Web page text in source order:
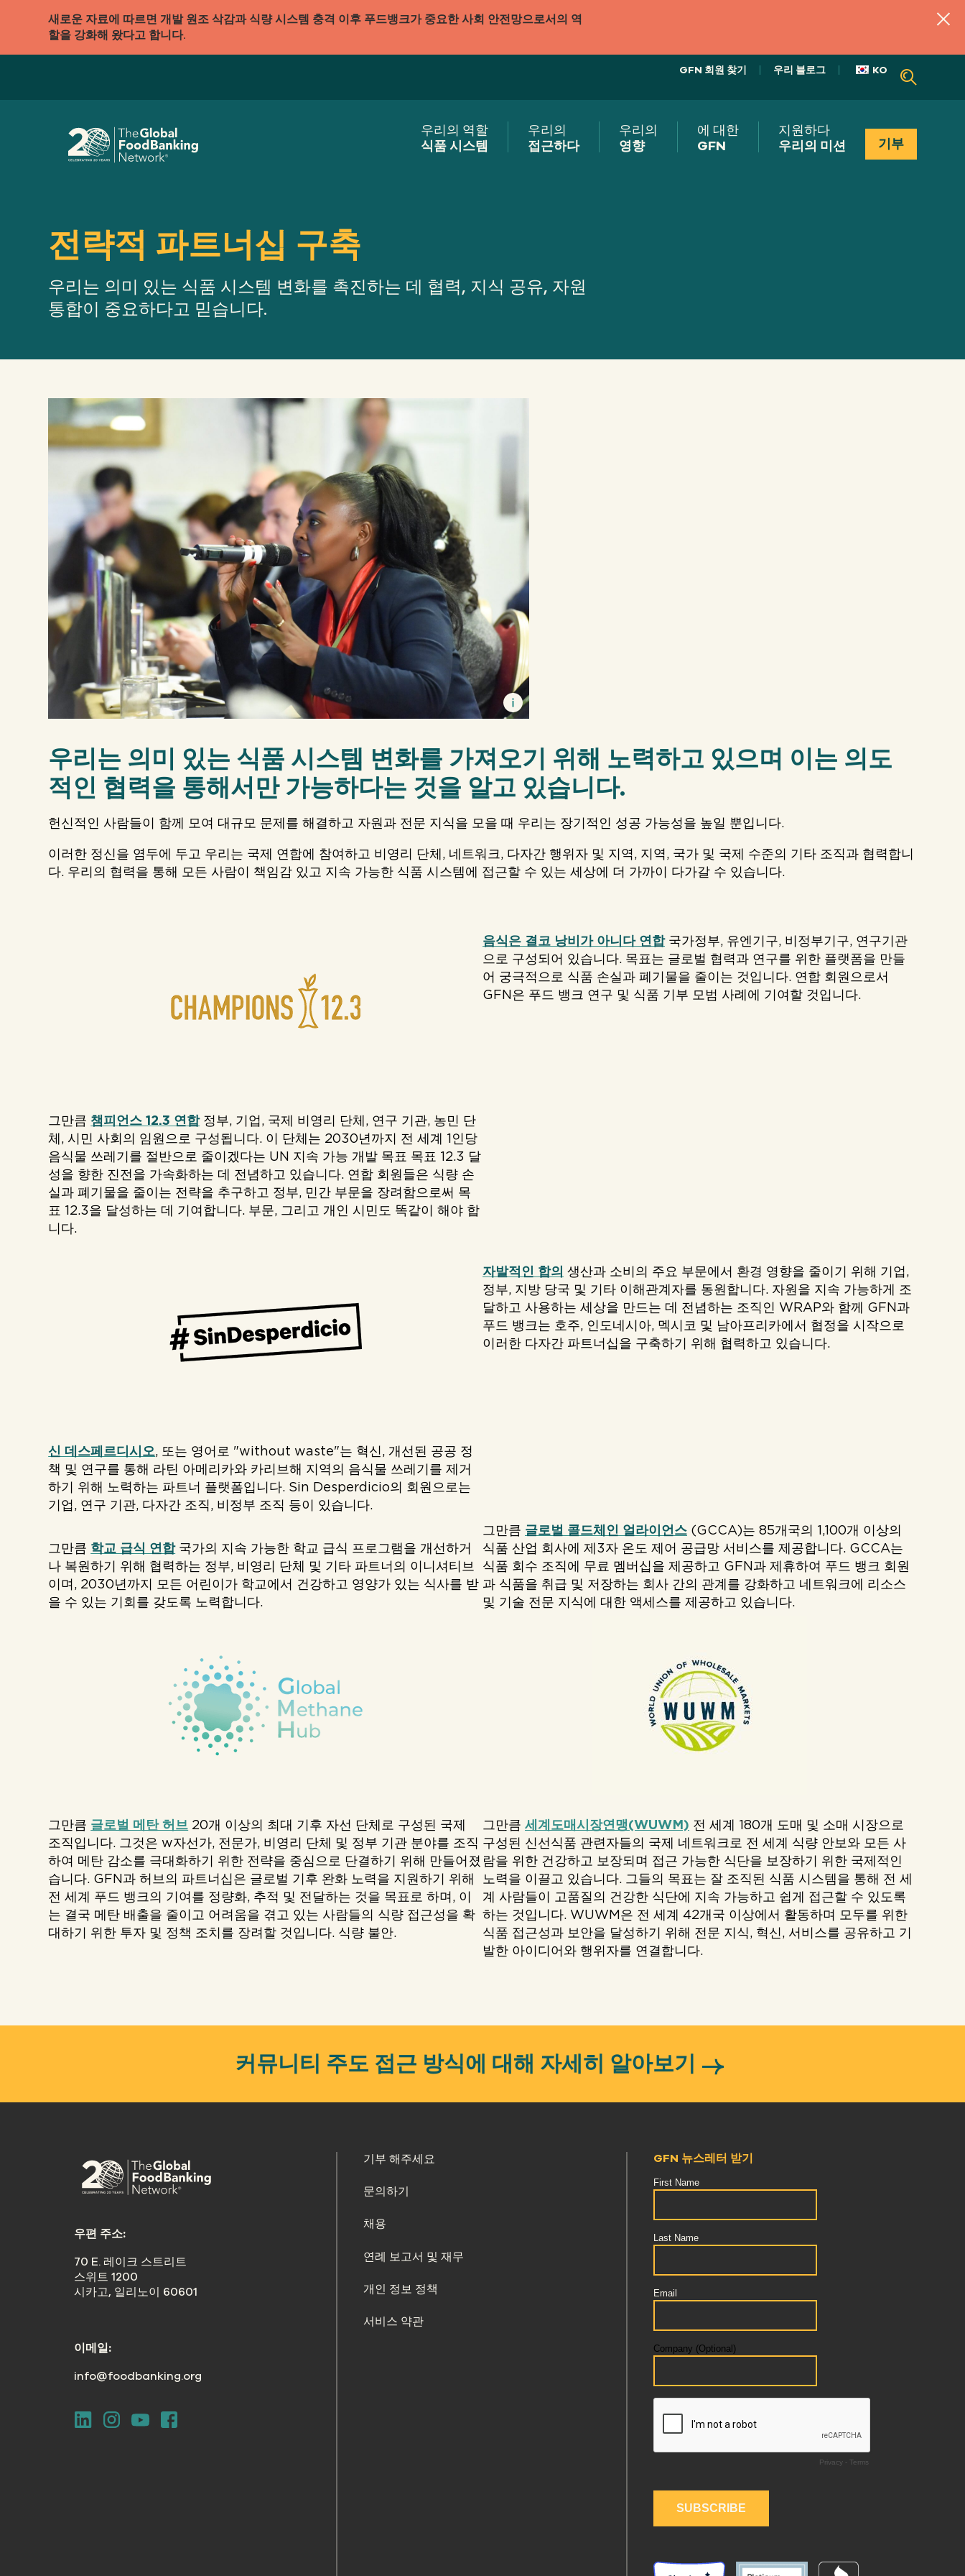
새로운 자료에 따르면 개발 원조 삭감과 식량 시스템 충격 이후 푸드뱅크가 중요한 사회 안전망으로서의 역
할을 강화해 왔다고 합니다.
GFN 회원 찾기 우리 블로그 KO
우리의 역할
식품 시스템
우리의
접근하다
우리의
영향
에 대한
GFN
지원하다
우리의 미션
기부
전략적 파트너십 구축
우리는 의미 있는 식품 시스템 변화를 촉진하는 데 협력, 지식 공유, 자원
통합이 중요하다고 믿습니다.
우리는 의미 있는 식품 시스템 변화를 가져오기 위해 노력하고 있으며 이는 의도
적인 협력을 통해서만 가능하다는 것을 알고 있습니다.
헌신적인 사람들이 함께 모여 대규모 문제를 해결하고 자원과 전문 지식을 모을 때 우리는 장기적인 성공 가능성을 높일 뿐입니다.
이러한 정신을 염두에 두고 우리는 국제 연합에 참여하고 비영리 단체, 네트워크, 다자간 행위자 및 지역, 지역, 국가 및 국제 수준의 기타 조직과 협력합니
다. 우리의 협력을 통해 모든 사람이 책임감 있고 지속 가능한 식품 시스템에 접근할 수 있는 세상에 더 가까이 다가갈 수 있습니다.
그만큼챔피언스 12.3 연합정부, 기업, 국제 비영리 단체, 연구 기관, 농민 단
체, 시민 사회의 임원으로 구성됩니다. 이 단체는 2030년까지 전 세계 1인당
음식물 쓰레기를 절반으로 줄이겠다는 UN 지속 가능 개발 목표 목표 12.3 달
성을 향한 진전을 가속화하는 데 전념하고 있습니다. 연합 회원들은 식량 손
실과 폐기물을 줄이는 전략을 추구하고 정부, 민간 부문을 장려함으로써 목
표 12.3을 달성하는 데 기여합니다. 부문, 그리고 개인 시민도 똑같이 해야 합
니다.
음식은 결코 낭비가 아니다 연합국가정부, 유엔기구, 비정부기구, 연구기관
으로 구성되어 있습니다. 목표는 글로벌 협력과 연구를 위한 플랫폼을 만들
어 궁극적으로 식품 손실과 폐기물을 줄이는 것입니다. 연합 회원으로서
GFN은 푸드 뱅크 연구 및 식품 기부 모범 사례에 기여할 것입니다.
신 데스페르디시오, 또는 영어로 "without waste"는 혁신, 개선된 공공 정
책 및 연구를 통해 라틴 아메리카와 카리브해 지역의 음식물 쓰레기를 제거
하기 위해 노력하는 파트너 플랫폼입니다. Sin Desperdicio의 회원으로는
기업, 연구 기관, 다자간 조직, 비정부 조직 등이 있습니다.
자발적인 합의 생산과 소비의 주요 부문에서 환경 영향을 줄이기 위해 기업,
정부, 지방 당국 및 기타 이해관계자를 동원합니다. 자원을 지속 가능하게 조
달하고 사용하는 세상을 만드는 데 전념하는 조직인 WRAP와 함께 GFN과
푸드 뱅크는 호주, 인도네시아, 멕시코 및 남아프리카에서 협정을 시작으로
이러한 다자간 파트너십을 구축하기 위해 협력하고 있습니다.
그만큼 학교 급식 연합국가의 지속 가능한 학교 급식 프로그램을 개선하거
나 복원하기 위해 협력하는 정부, 비영리 단체 및 기타 파트너의 이니셔티브
이며, 2030년까지 모든 어린이가 학교에서 건강하고 영양가 있는 식사를 받
을 수 있는 기회를 갖도록 노력합니다.
그만큼 글로벌 콜드체인 얼라이언스 (GCCA)는 85개국의 1,100개 이상의
식품 산업 회사에 제3자 온도 제어 공급망 서비스를 제공합니다. GCCA는
식품 회수 조직에 무료 멤버십을 제공하고 GFN과 제휴하여 푸드 뱅크 회원
과 식품을 취급 및 저장하는 회사 간의 관계를 강화하고 네트워크에 리소스
및 기술 전문 지식에 대한 액세스를 제공하고 있습니다.
그만큼 글로벌 메탄 허브 20개 이상의 최대 기후 자선 단체로 구성된 국제
조직입니다. 그것은 w자선가, 전문가, 비영리 단체 및 정부 기관 분야를 조직
하여 메탄 감소를 극대화하기 위한 전략을 중심으로 단결하기 위해 만들어졌
습니다. GFN과 허브의 파트너십은 글로벌 기후 완화 노력을 지원하기 위해
전 세계 푸드 뱅크의 기여를 정량화, 추적 및 전달하는 것을 목표로 하며, 이
는 결국 메탄 배출을 줄이고 어려움을 겪고 있는 사람들의 식량 접근성을 확
대하기 위한 투자 및 정책 조치를 장려할 것입니다. 식량 불안.
그만큼 세계도매시장연맹(WUWM) 전 세계 180개 도매 및 소매 시장으로
구성된 신선식품 관련자들의 국제 네트워크로 전 세계 식량 안보와 모든 사
람을 위한 건강하고 보장되며 접근 가능한 식단을 보장하기 위한 국제적인
노력을 이끌고 있습니다. 그들의 목표는 잘 조직된 식품 시스템을 통해 전 세
계 사람들이 고품질의 건강한 식단에 지속 가능하고 쉽게 접근할 수 있도록
하는 것입니다. WUWM은 전 세계 42개국 이상에서 활동하며 모두를 위한
식품 접근성과 보안을 달성하기 위해 전문 지식, 혁신, 서비스를 공유하고 기
발한 아이디어와 행위자를 연결합니다.
커뮤니티 주도 접근 방식에 대해 자세히 알아보기
우편 주소:
70 E. 레이크 스트리트
스위트 1200
시카고, 일리노이 60601
이메일:
info@foodbanking.org
기부 해주세요
문의하기
채용
연례 보고서 및 재무
개인 정보 정책
서비스 약관
GFN 뉴스레터 받기